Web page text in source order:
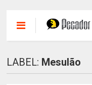
LABEL: Mesulão